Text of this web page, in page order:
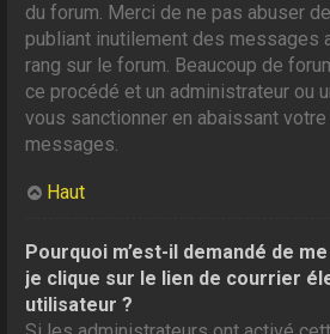
du forum. Merci de ne pas abuser
publiant inutilement des messages
rang sur le forum. Beaucoup de
ce procédé et un administrateur ou
vous sanctionner en abaissant
messages.
Haut
Pourquoi m’est-il demandé de
je clique sur le lien de courrier
utilisateur ?